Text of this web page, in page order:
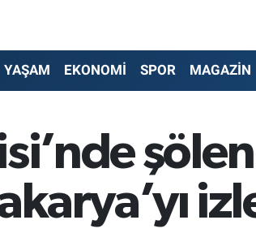
YAŞAM EKONOMİ SPOR MAGAZİN